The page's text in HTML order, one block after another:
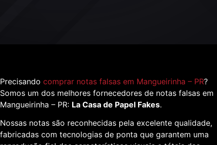
Precisando comprar notas falsas em Mangueirinha – PR?
Somos um dos melhores fornecedores de notas falsas em
Mangueirinha – PR: La Casa de Papel Fakes.
Nossas notas são reconhecidas pela excelente qualidade,
fabricadas com tecnologias de ponta que garantem uma